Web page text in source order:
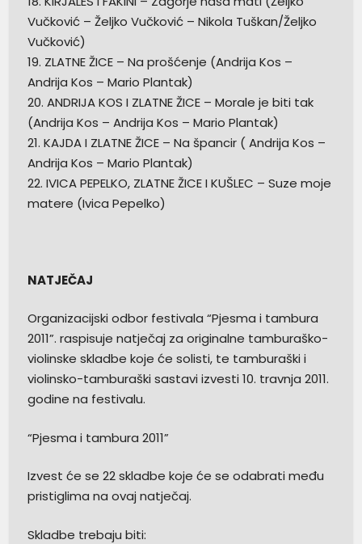
Vučković – Željko Vučković – Nikola Tuškan/Željko
Vučković)
19. ZLATNE ŽICE – Na prošćenje (Andrija Kos –
Andrija Kos – Mario Plantak)
20. ANDRIJA KOS I ZLATNE ŽICE – Morale je biti tak
(Andrija Kos – Andrija Kos – Mario Plantak)
21. KAJDA I ZLATNE ŽICE – Na špancir ( Andrija Kos –
Andrija Kos – Mario Plantak)
22. IVICA PEPELKO, ZLATNE ŽICE I KUŠLEC – Suze moje
matere (Ivica Pepelko)
NATJEČAJ
Organizacijski odbor festivala “Pjesma i tambura
2011”. raspisuje natječaj za originalne tamburaško-
violinske skladbe koje će solisti, te tamburaški i
violinsko-tamburaški sastavi izvesti 10. travnja 2011.
godine na festivalu.
“Pjesma i tambura 2011”
Izvest će se 22 skladbe koje će se odabrati među
pristiglima na ovaj natječaj.
Skladbe trebaju biti: